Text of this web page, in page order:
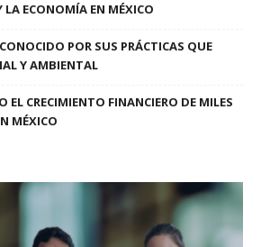
LA ECONOMÍA EN MÉXICO
POR SUS PRÁCTICAS QUE
Y AMBIENTAL
CRECIMIENTO FINANCIERO DE MILES
MÉXICO